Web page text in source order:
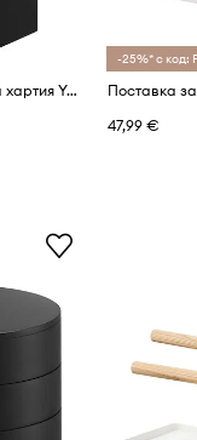
Поставка за тоалетна хартия Yamazaki Tower
-25%* с код:
47,99 €